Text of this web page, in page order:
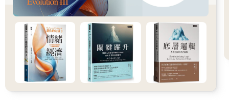
了解分拆與重新包裝支付款項的後果。
我們的支付方式，決定了誰能夠取得我們的資料，在支付的時候
會有什麼風險，以及要付多少錢給支付的服務。這是由於改變的
並非支付方式本身，也包含了背後支持支付方式的系統，以及擁
有那些系統的人。除此之外，支付的經濟也在改變當中，支付的
政策正在改變，支付方式背後的力量也在改變。我們支付方式的
每個部分，都有著多方角力，例如央行與社群媒體龍頭。我們做